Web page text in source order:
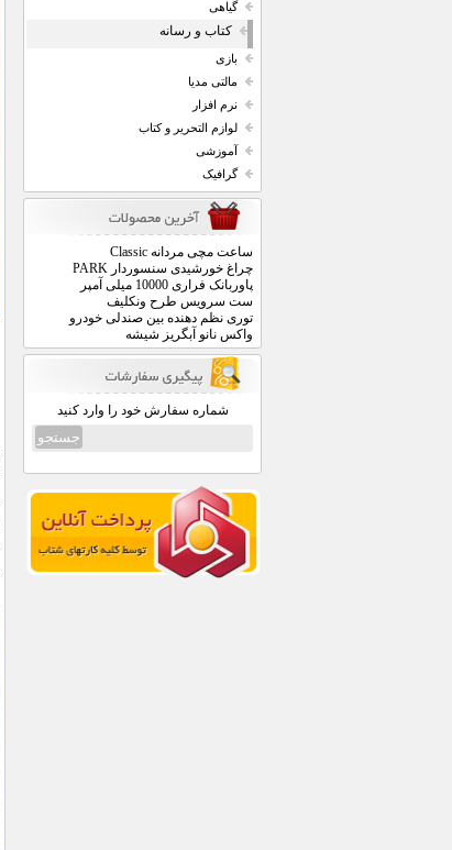
گیاهی
کتاب و رسانه
بازی
مالتی مدیا
نرم افزار
لوازم التحریر و کتاب
آموزشی
گرافیک
ساعت مچی مردانه Classic
چراغ خورشیدی سنسوردار PARK
پاوربانک فراری 10000 میلی آمپر
ست سرویس طرح ونکلیف
توری نظم دهنده بین صندلی خودرو
واکس نانو آبگریز شیشه
شماره سفارش خود را وارد کنید